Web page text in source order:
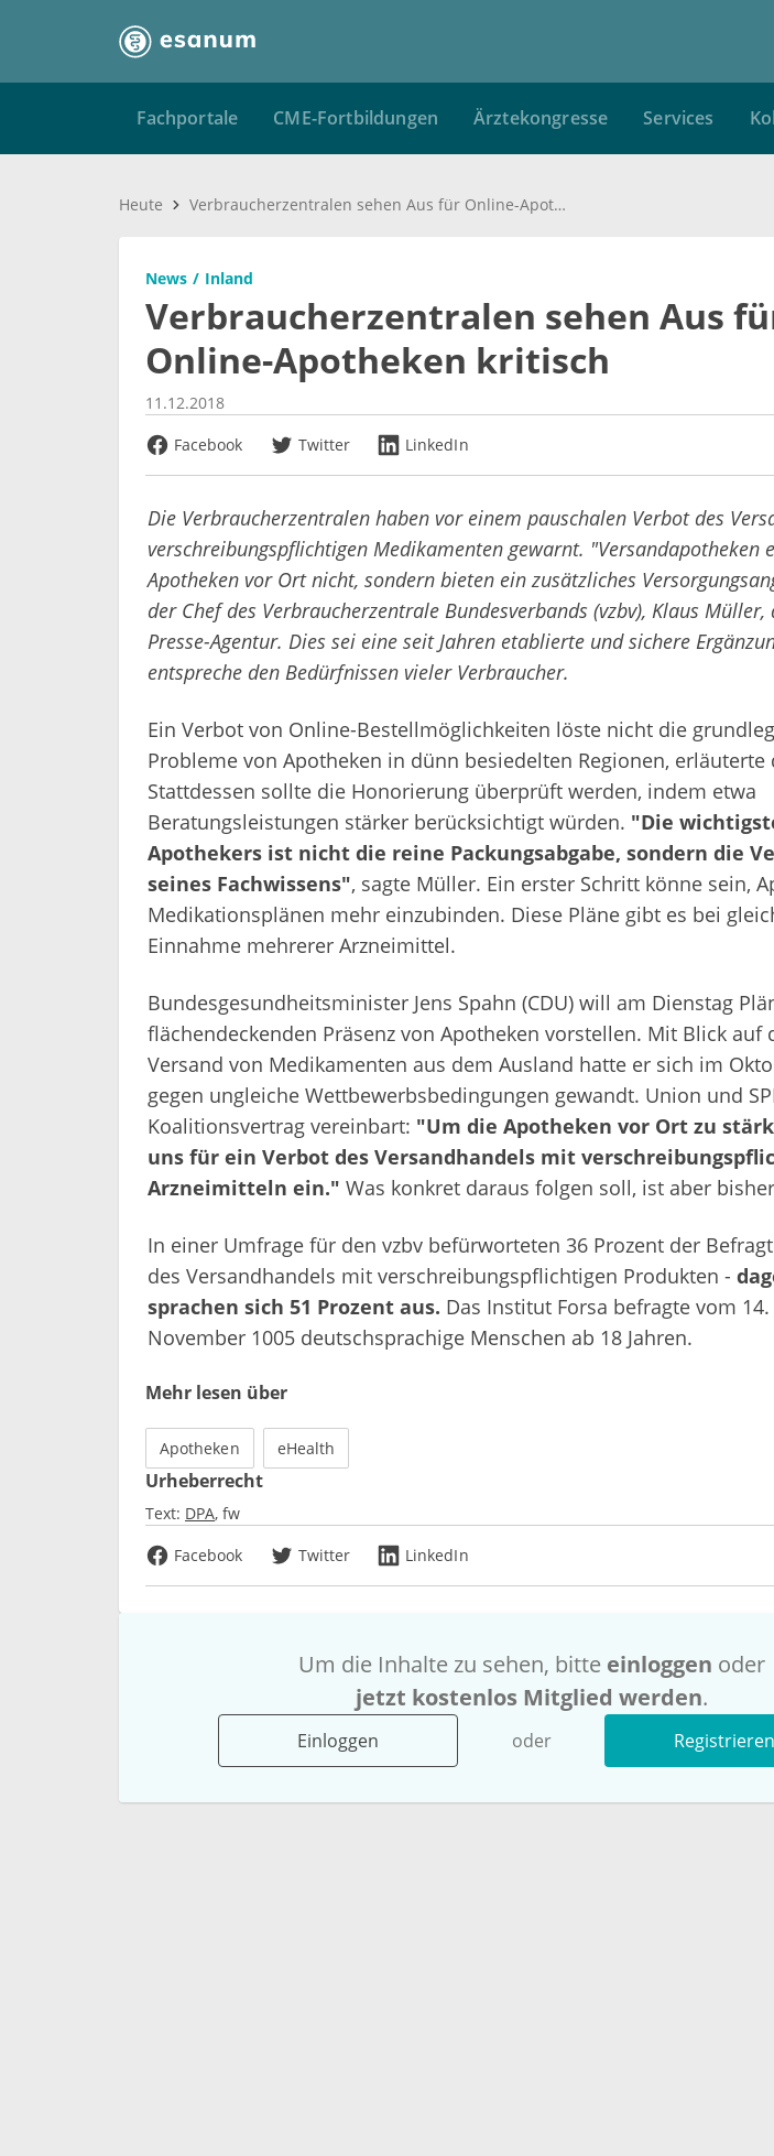
Fachportale CME-Fortbildungen Ärztekongresse Services
Heute Verbraucherzentralen sehen Aus für Online-Apotheken kritisch
News Inland
Verbraucherzentralen sehen Aus
Online-Apotheken kritisch
11.12.2018
Facebook
Twitter LinkedIn
Die Verbraucherzentralen haben vor einem pauschalen Verbot des
verschreibungspflichtigen Medikamenten gewarnt. "Versandapotheken
Apotheken vor Ort nicht, sondern bieten ein zusätzliches
der Chef des Verbraucherzentrale Bundesverbands (vzbv), Klaus Müller,
Presse-Agentur. Dies sei eine seit Jahren etablierte und sichere
entspreche den Bedürfnissen vieler Verbraucher.
Ein Verbot von Online-Bestellmöglichkeiten löste nicht die
Probleme von Apotheken in dünn besiedelten Regionen, erläuterte
Stattdessen sollte die Honorierung überprüft werden, indem etwa
Beratungsleistungen stärker berücksichtigt würden. "Die
Apothekers ist nicht die reine Packungsabgabe, sondern die
seines Fachwissens", sagte Müller. Ein erster Schritt könne sein,
Medikationsplänen mehr einzubinden. Diese Pläne gibt es bei
Einnahme mehrerer Arzneimittel.
Bundesgesundheitsminister Jens Spahn (CDU) will am Dienstag
flächendeckenden Präsenz von Apotheken vorstellen. Mit Blick auf
Versand von Medikamenten aus dem Ausland hatte er sich im
gegen ungleiche Wettbewerbsbedingungen gewandt. Union und
Koalitionsvertrag vereinbart: "Um die Apotheken vor Ort zu
uns für ein Verbot des Versandhandels mit
Arzneimitteln ein." Was konkret daraus folgen soll, ist aber
In einer Umfrage für den vzbv befürworteten 36 Prozent der
des Versandhandels mit verschreibungspflichtigen Produkten -
sprachen sich 51 Prozent aus. Das Institut Forsa befragte vom
November 1005 deutschsprachige Menschen ab 18 Jahren.
Mehr lesen über
Apotheken eHealth
Urheberrecht
Text: DPA fw
Facebook
Twitter LinkedIn
Um die Inhalte zu sehen, bitte einloggen oder
jetzt kostenlos Mitglied werden.
Einloggen oder Registrieren